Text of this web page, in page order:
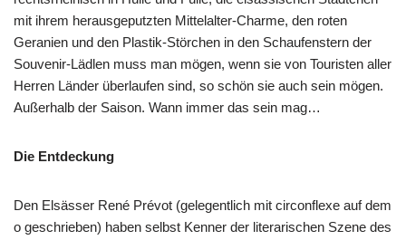
mit ihrem herausgeputzten Mittelalter-Charme, den roten
Geranien und den Plastik-Störchen in den Schaufenstern der
Souvenir-Lädlen muss man mögen, wenn sie von Touristen aller
Herren Länder überlaufen sind, so schön sie auch sein mögen.
Außerhalb der Saison. Wann immer das sein mag…
Die Entdeckung
Den Elsässer René Prévot (gelegentlich mit circonflexe auf dem
o geschrieben) haben selbst Kenner der literarischen Szene des